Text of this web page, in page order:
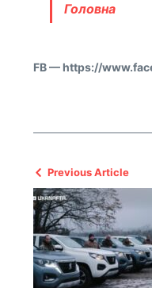
Головна
FB — https://
Previous Article